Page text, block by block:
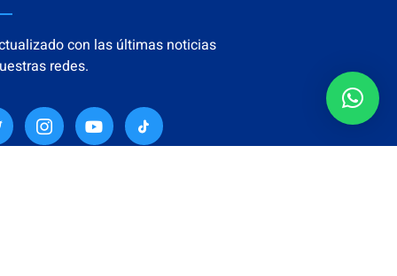
con las últimas noticias
redes.